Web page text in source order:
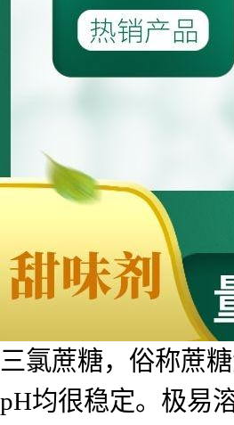
三氯蔗糖，俗称蔗
pH均很稳定。极易